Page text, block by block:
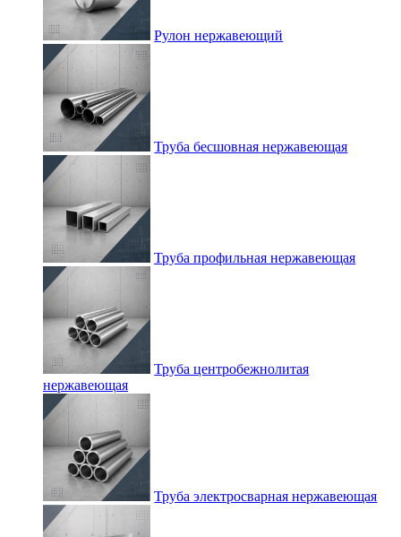
Рулон нержавеющий
Труба бесшовная нержавеющая
Труба профильная нержавеющая
Труба центробежнолитая
нержавеющая
Труба электросварная нержавеющая